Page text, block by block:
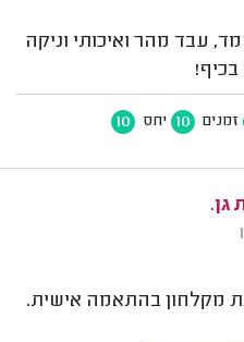
עבד מהר ואיכותי וניקה
בכיף!
זמנים 10 יחס 10
גן.
מקלחון בהתאמה אישית.